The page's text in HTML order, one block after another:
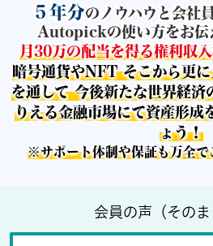
５年分のノウハウと会社
Autopickの使い方をお伝
月30万の配当を得る権利収
暗号通貨やNFT そこから更
を通して 今後新たな世界経済
りえる金融市場にて資産形成
ょう！
※サポート体制や保証も万全で
会員の声（そのま